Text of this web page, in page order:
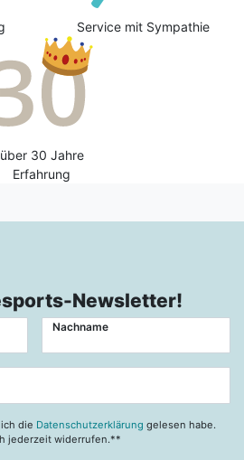
Service mit Sympathie
über 30 Jahre
Erfahrung
Newsletter!
Nachname
die Datenschutzerklärung gelesen habe.
jederzeit widerrufen.**